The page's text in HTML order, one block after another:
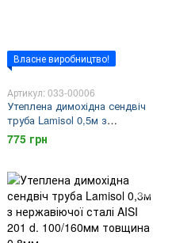
Власне виробництво!
Артикул: 033-00006
Утеплена димохідна сендвіч
труба Lamisol 0,5м з
нержавіючої сталі AISI 201 d.
100/160мм товщина 1мм
775 грн